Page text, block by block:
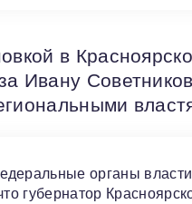
в
Ивану
органы
губернатор